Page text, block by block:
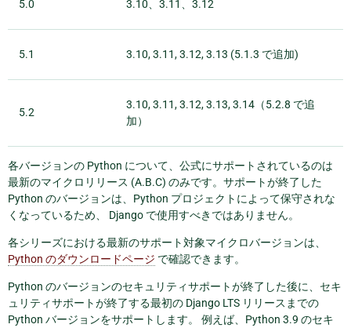
5.0 3.10、3.11、3.12
5.1 3.10, 3.11, 3.12, 3.13 (5.1.3 で追加)
5.2
3.10, 3.11, 3.12, 3.13, 3.14（5.2.8 で追
加）
各バージョンの Python について、公式にサポートされているのは
最新のマイクロリリース (A.B.C) のみです。サポートが終了した
Python のバージョンは、Python プロジェクトによって保守されな
くなっているため、 Django で使用すべきではありません。
各シリーズにおける最新のサポート対象マイクロバージョンは、
Python のダウンロードページ で確認できます。
Python のバージョンのセキュリティサポートが終了した後に、セキ
ュリティサポートが終了する最初の Django LTS リリースまでの
Python バージョンをサポートします。 例えば、Python 3.9 のセキ